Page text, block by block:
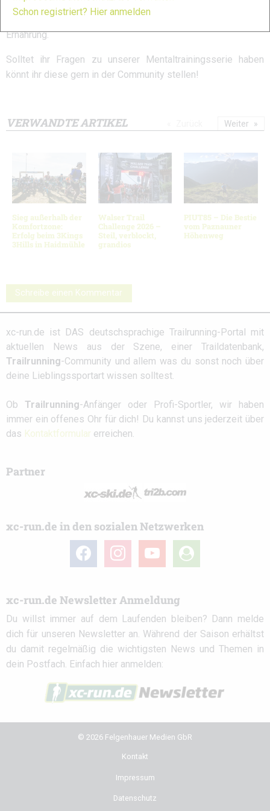
vorwärts bringen. Für sie ist der mentale Bereich, der oft
vernachlässigt wird, genau so wichtig wie die richtige
Ernährung.
Solltet ihr Fragen zu unserer Mentaltrainingsserie haben
könnt ihr diese gern in der Community stellen!
VERWANDTE ARTIKEL
Sieg außerhalb der
Komfortzone:
Erfolg beim 3Kings
3Hills in Haidmühle
Walser Trail
Challenge 2026 –
Steil, verblockt,
grandios
PIUT85 – Die Bestie
vom Paznauner
Höhenweg
Weiter
Schreibe einen Kommentar
xc-run.de ist DAS deutschsprachige Trailrunning-Portal mit
aktuellen News aus der Szene, einer Traildatenbank,
Trailrunning-Community und allem was du sonst noch über
deine Lieblingssportart wissen solltest.
Ob Trailrunning-Anfänger oder Profi-Sportler, wir haben
immer ein offenes Ohr für dich! Du kannst uns jederzeit über
das Kontaktformular erreichen.
Partner
xc-run.de in den sozialen Netzwerken
facebook instagramyoutube
user-
circle
xc-run.de Newsletter Anmeldung
Du willst immer auf dem Laufenden bleiben? Dann melde
dich für unseren Newsletter an. Während der Saison erhältst
du damit regelmäßig die wichtigsten News und Themen in
dein Postfach. Einfach hier anmelden:
© 2026 Felgenhauer Medien GbR
Kontakt
Impressum
Datenschutz
Schon registriert? Hier anmelden